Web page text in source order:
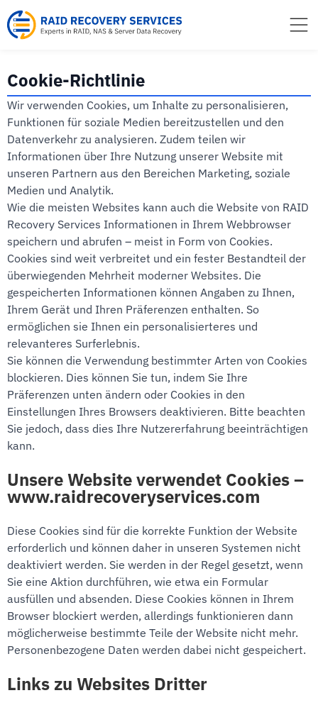
Inhalt
springen
Cookie-Richtlinie
Wir verwenden Cookies, um Inhalte zu personalisieren,
Funktionen für soziale Medien bereitzustellen und den
Datenverkehr zu analysieren. Zudem teilen wir
Informationen über Ihre Nutzung unserer Website mit
unseren Partnern aus den Bereichen Marketing, soziale
Medien und Analytik.
Wie die meisten Websites kann auch die Website von RAID
Recovery Services Informationen in Ihrem Webbrowser
speichern und abrufen – meist in Form von Cookies.
Cookies sind weit verbreitet und ein fester Bestandteil der
überwiegenden Mehrheit moderner Websites. Die
gespeicherten Informationen können Angaben zu Ihnen,
Ihrem Gerät und Ihren Präferenzen enthalten. So
ermöglichen sie Ihnen ein personalisierteres und
relevanteres Surferlebnis.
Sie können die Verwendung bestimmter Arten von Cookies
blockieren. Dies können Sie tun, indem Sie Ihre
Präferenzen unten ändern oder Cookies in den
Einstellungen Ihres Browsers deaktivieren. Bitte beachten
Sie jedoch, dass dies Ihre Nutzererfahrung beeinträchtigen
kann.
Unsere Website verwendet Cookies –
www.raidrecoveryservices.com
Diese Cookies sind für die korrekte Funktion der Website
erforderlich und können daher in unseren Systemen nicht
deaktiviert werden. Sie werden in der Regel gesetzt, wenn
Sie eine Aktion durchführen, wie etwa ein Formular
ausfüllen und absenden. Diese Cookies können in Ihrem
Browser blockiert werden, allerdings funktionieren dann
möglicherweise bestimmte Teile der Website nicht mehr.
Personenbezogene Daten werden dabei nicht gespeichert.
Links zu Websites Dritter